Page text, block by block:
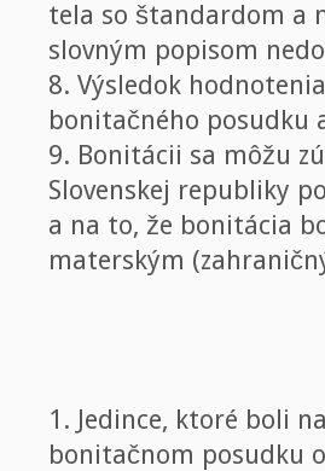
tela so štandardom a
slovným popisom
8. Výsledok
bonitačného posudku
9. Bonitácii sa môžu
Slovenskej republiky
a na to, že bonitácia
materským
1. Jedince, ktoré boli
bonitačnom posudku